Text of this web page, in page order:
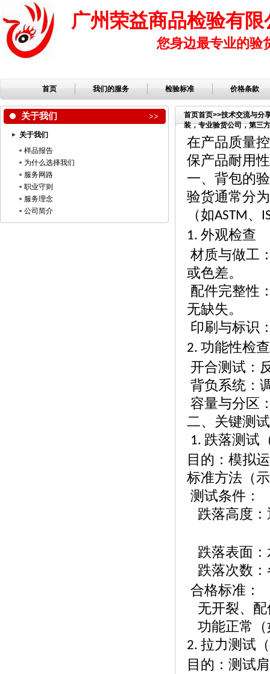
广州荣益商品检验有限
您身边最专业的验
首页 我们的服务 检验标准 价格条款
关于我们
关于我们
样品报告
为什么选择我们
服务网路
职业守则
服务理念
公司简介
首页首页>>技术交流与分
装，专业验货公司，第三
司，服装检品，鞋子检品
在产品质量
保产品耐用
一、背包的
验货通常分为
（如ASTM、
1. 外观检查
材质与做工
或色差。
配件完整性
无缺失。
印刷与标识
2. 功能性检查
开合测试：
背负系统：
容量与分区
二、关键测
1. 跌落测试
目的：模拟
标准方法（
测试条件：
跌落高度
跌落表面
跌落次数
合格标准：
无开裂、
功能正常
2. 拉力测试（
目的：测试